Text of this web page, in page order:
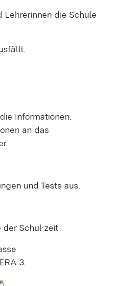
Lehrerinnen die Schule
Informationen.
an das
und Tests aus.
Schul∙zeit
3.